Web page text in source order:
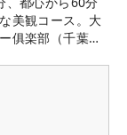
美観コース。大
俱楽部（千葉